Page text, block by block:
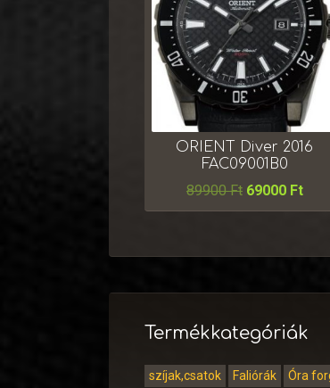
ORIENT Diver 2016
FAC09001B0
89900Ft 69000 Ft
Termékkategóriák
szíjak,csatok Faliórák
Óra